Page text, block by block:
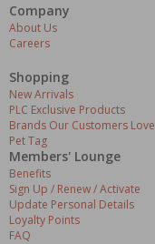
Company
About Us
Careers
Shopping
New Arrivals
PLC Exclusive Products
Brands Our Customers Love
Pet Tag
Members' Lounge
Benefits
Sign Up / Renew / Activate
Update Personal Details
Loyalty Points
FAQ